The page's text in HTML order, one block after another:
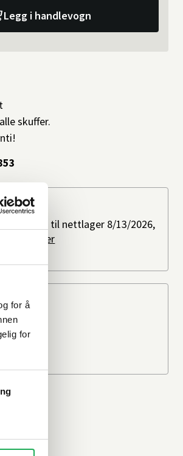
for å
for
Legg i handlevogn
varen
Forventes til nettlager 8/13/2026,
Les mer
skuffer.